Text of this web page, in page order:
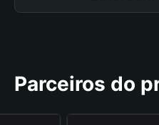
Parceiros do